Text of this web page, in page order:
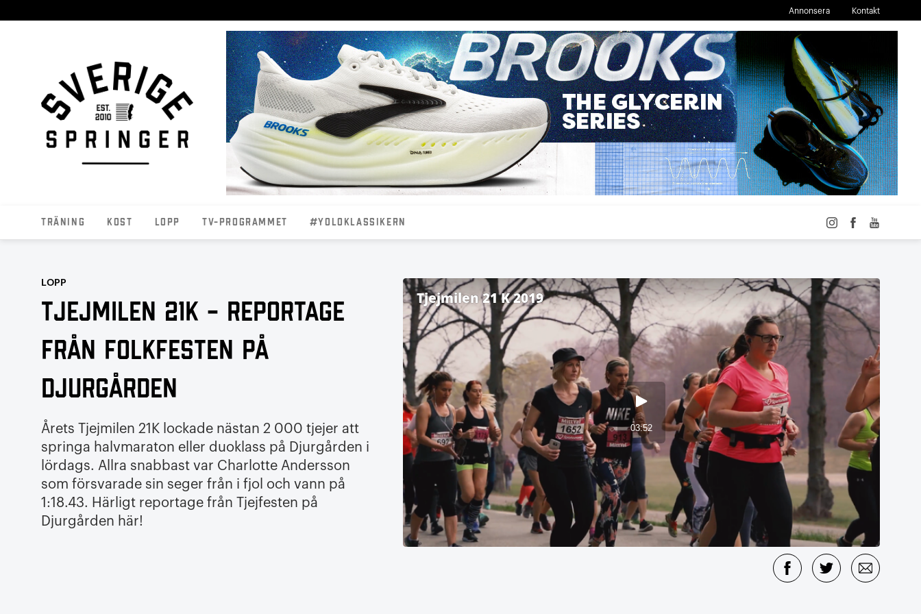
Annonsera Kontakt
Träning Kost Lopp TV-programmet #YOLOKLASSIKERN
LOPP
Tjejmilen 21K – reportage
från folkfesten på
Djurgården
Årets Tjejmilen 21K lockade nästan 2 000 tjejer att
springa halvmaraton eller duoklass på Djurgården i
lördags. Allra snabbast var Charlotte Andersson
som försvarade sin seger från i fjol och vann på
1:18.43. Härligt reportage från Tjejfesten på
Djurgården här!